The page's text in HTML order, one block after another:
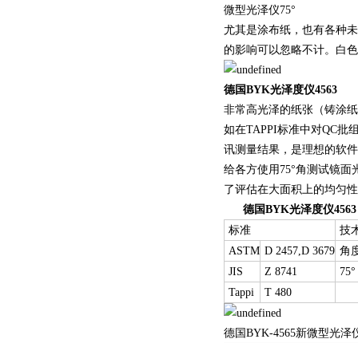
微型光泽仪75°
尤其是涂布纸，也有各种
的影响可以忽略不计。白
德国BYK光泽度仪4563
非常高光泽的纸张（铸涂
如在TAPPI标准中对QC批
讯测量结果，是理想的软
给各方使用75°角测试镜
了评估在大面积上的均
德国BYK光泽度仪4563
标准
技
ASTM D 2457,D 3679 角
JIS
Z 8741
75°
Tappi
T 480
德国BYK-4565新微型光泽